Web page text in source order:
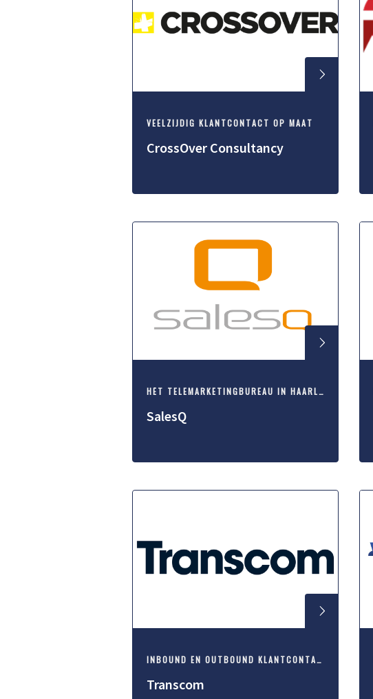
VEELZIJDIG KLANTCONTACT OP MAAT
CrossOver Consultancy
HÉT TELEMARKETINGBUREAU IN HAARLEM
SalesQ
INBOUND EN OUTBOUND KLANTCONTACT
Transcom